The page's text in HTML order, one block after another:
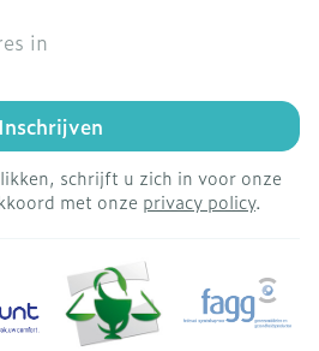
Inschrijven
schrijft u zich in voor onze
met onze privacy policy.